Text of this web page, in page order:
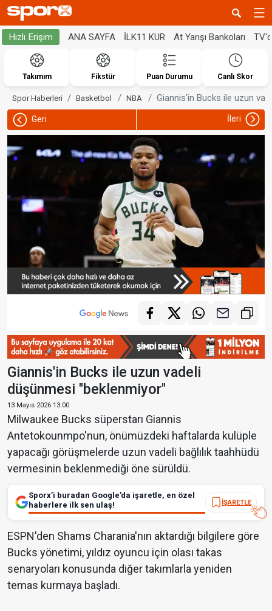
Hızlı Erişim ANA SAYFA İLK11 KUR At Yarışı Bankoları
Takımım Fikstür Puan Durumu Canlı Skor
Spor Haberleri Basketbol NBA Giannis'in Bucks ile uzun
Geri İleri
Giannis'in Bucks ile uzun vadeli
düşünmesi "beklenmiyor"
13 Mayıs 2026 13:00
Milwaukee Bucks süperstarı Giannis
Antetokounmpo'nun, önümüzdeki haftalarda kulüple
yapacağı görüşmelerde uzun vadeli bağlılık taahhüdü
vermesinin beklenmediği öne sürüldü.
Sporx’i buradan Google’da işaretle, en özel
haberlere ilk sen ulaş!
İŞARETLE
ESPN'den Shams Charania'nın aktardığı bilgilere göre
Bucks yönetimi, yıldız oyuncu için olası takas
senaryoları konusunda diğer takımlarla yeniden
temas kurmaya başladı.